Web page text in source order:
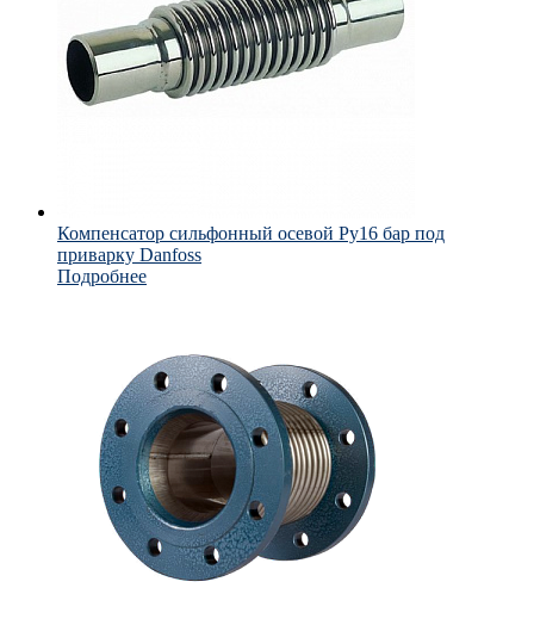
Компенсатор сильфонный осевой Ру16 бар под
приварку Danfoss
Подробнее